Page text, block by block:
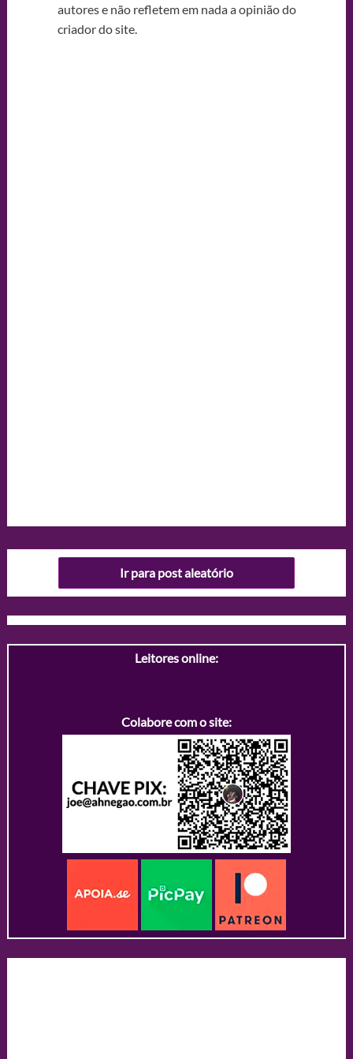
autores e não refletem em nada a opinião do
criador do site.
Ir para post aleatório
Leitores online:
Colabore com o site: